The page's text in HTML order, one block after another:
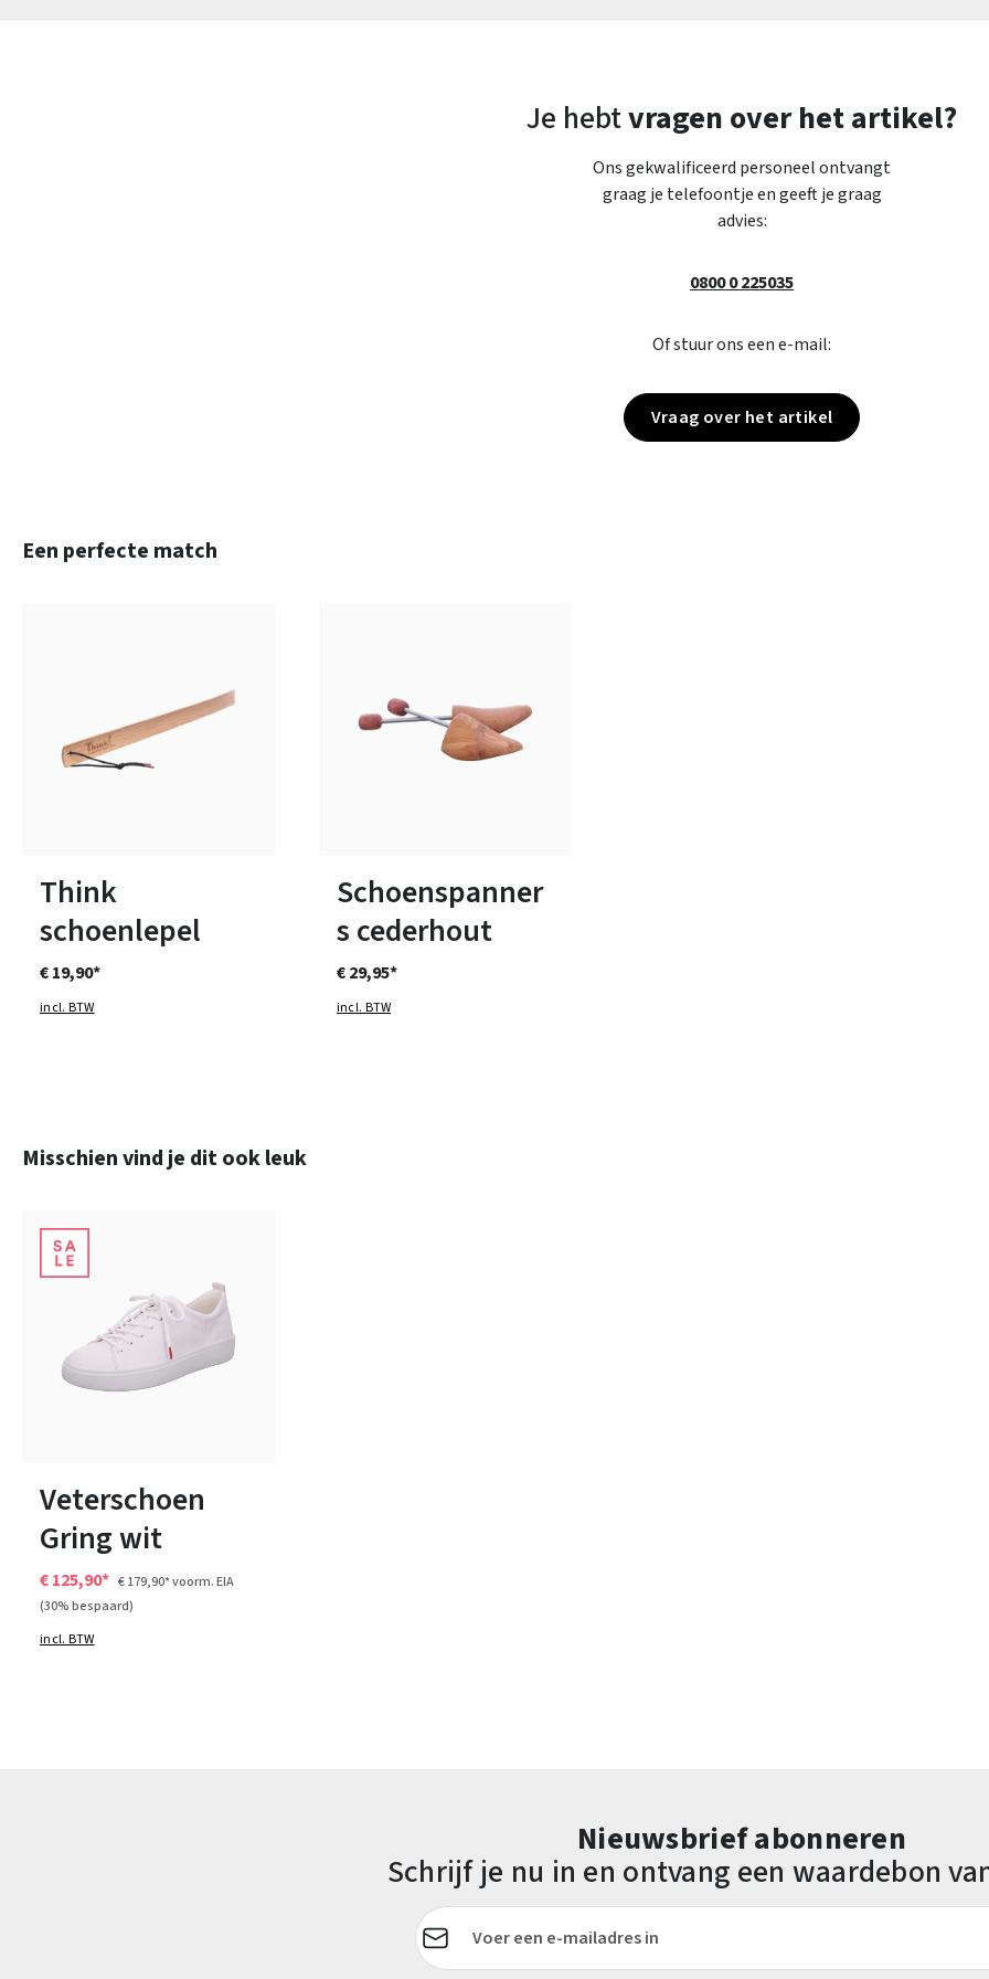
Je hebtvragen over het artikel?
Ons gekwalificeerd personeel ontvangt
graag je telefoontje en geeft je graag
advies:
0800 0 225035
Of stuur ons een e-mail:
Vraag over het artikel
Productgalerij overslaan
Een perfecte match
Think
schoenlepel
€ 19,90*
incl. BTW
Schoenspanner
s cederhout
€ 29,95*
incl. BTW
Productgalerij overslaan
Misschien vind je dit ook leuk
Veterschoen
Gring wit
€ 125,90* € 179,90*voorm. EIA
(30% bespaard)
incl. BTW
Nieuwsbrief abonneren
Schrijf je nu in en ontvang een waardebon
E-mailadres*